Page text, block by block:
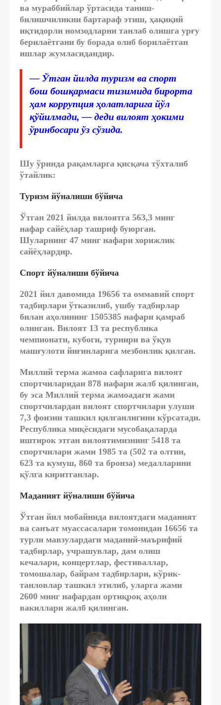
ва мураббийлар ўртасида таниш-
билишчиликни бартараф этиш, ҳақиқий
иқтидорли номзодларни танлаб олишга урғу
берилаётгани бу борада олиб борилаётган
ишлар жумласидандир.
— Ўтган йилда туризм ва спорт
бош бошқармаси тизимида бирорта
ҳам коррупция ҳолатларига йўл
қўйилмади, — деди вилоят ҳокими
ўринбосари ўз сўзида.
Шу ўринда рақамларга қисқача тўхталиб
ўтайлик:
Туризм йўналиши бўйича
Ўтган 2021 йилда вилоятга 563,3 минг
нафар сайёҳлар ташриф буюрган.
Шуларнинг 47 минг нафари хорижлик
сайёҳлардир.
Спорт йўналиши бўйича
2021 йил давомида 19656 та оммавий спорт
тадбирлари ўтказилиб, ушбу тадбирлар
билан аҳолининг 1505385 нафари қамраб
олинган. Вилоят 13 та республика
чемпионати, кубоги, турнири ва ўқув
машғулоти йиғинларига мезбонлик қилган.
Миллий терма жамоа сафларига вилоят
спортчиларидан 878 нафари жалб қилинган,
бу эса Миллий терма жамоадаги жами
спортчилардан вилоят спортчилари улуши
7,3 фоизни ташкил қилганлигини кўрсатади.
Республика миқёсидаги мусобақаларда
иштирок этган вилоятимизнинг 5418 та
спортчилари жами 1985 та (502 та олтин,
623 та кумуш, 860 та бронза) медалларини
қўлга киритганлар.
Маданият йўналиши бўйича
Ўтган йил мобайнида вилоятдаги маданият
ва санъат муассасалари томонидан 16656 та
турли мавзулардаги маданий-маърифий
тадбирлар, учрашувлар, дам олиш
кечалари, концертлар, фестиваллар,
томошалар, байрам тадбирлари, кўрик-
танловлар ташкил этилиб, уларга жами
2600 минг нафардан ортиқроқ аҳоли
вакиллари жалб қилинган.